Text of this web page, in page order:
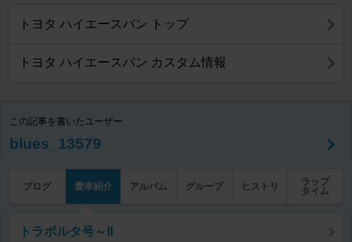
トヨタ ハイエースバン トップ
トヨタ ハイエースバン カスタム情報
この記事を書いたユーザー
blues_13579
ブログ 愛車紹介 アルバム グループ ヒストリ
ラップ
タイム
トラボルタ号～II